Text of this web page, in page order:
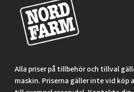
Alla priser på tillbehör och tillval
maskin. Priserna gäller inte vid köp